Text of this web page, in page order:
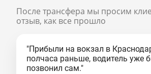
После трансфера мы просим
отзыв, как все прошло
"Прибыли на вокзал в
полчаса раньше, водитель уже
позвонил сам."